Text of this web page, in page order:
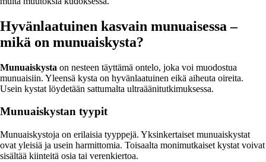
Hyvänlaatuinen kasvain munuaisessa –
mikä on munuaiskysta?
Munuaiskysta on nesteen täyttämä ontelo, joka voi muodostua
munuaisiin. Yleensä kysta on hyvänlaatuinen eikä aiheuta oireita.
Usein kystat löydetään sattumalta ultraäänitutkimuksessa.
Munuaiskystan tyypit
Munuaiskystoja on erilaisia tyyppejä. Yksinkertaiset munuaiskystat
ovat yleisiä ja usein harmittomia. Toisaalta monimutkaiset kystat voivat
sisältää kiinteitä osia tai verenkiertoa.